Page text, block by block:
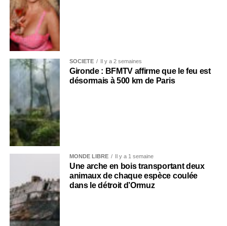
SOCIÉTÉ Il y a 2 semaines
Gironde : BFMTV affirme que le feu est
désormais à 500 km de Paris
MONDE LIBRE Il y a 1 semaine
Une arche en bois transportant deux
animaux de chaque espèce coulée
dans le détroit d’Ormuz